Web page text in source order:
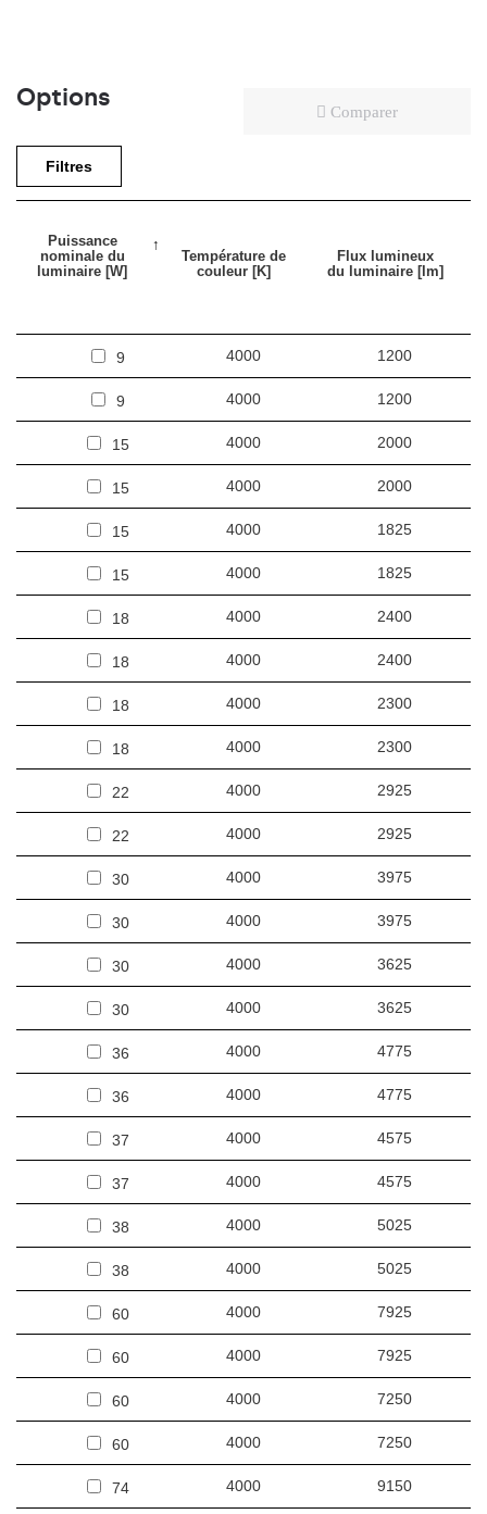
Options Comparer
Filtres
Puissance
nominale du
luminaire [W]
Température de
couleur [K]
Flux lumineux
du luminaire [lm]
9 4000 1200
9 4000 1200
15 4000 2000
15 4000 2000
15 4000 1825
15 4000 1825
18 4000 2400
18 4000 2400
18 4000 2300
18 4000 2300
22 4000 2925
22 4000 2925
30 4000 3975
30 4000 3975
30 4000 3625
30 4000 3625
36 4000 4775
36 4000 4775
37 4000 4575
37 4000 4575
38 4000 5025
38 4000 5025
60 4000 7925
60 4000 7925
60 4000 7250
60 4000 7250
74 4000 9150